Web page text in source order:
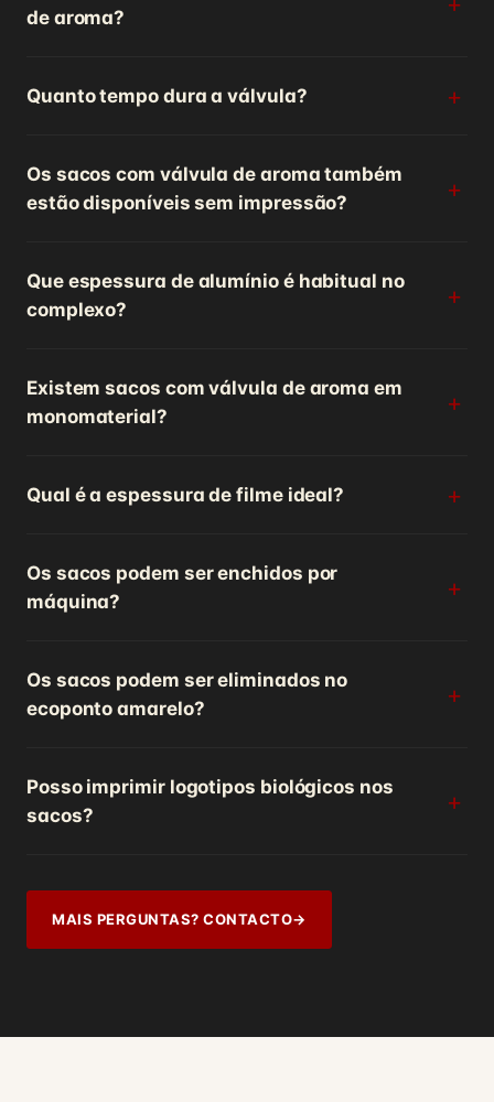
de aroma?
Quanto tempo dura a válvula?
Os sacos com válvula de aroma também
estão disponíveis sem impressão?
Que espessura de alumínio é habitual no
complexo?
Existem sacos com válvula de aroma em
monomaterial?
Qual é a espessura de filme ideal?
Os sacos podem ser enchidos por
máquina?
Os sacos podem ser eliminados no
ecoponto amarelo?
Posso imprimir logotipos biológicos nos
sacos?
MAIS PERGUNTAS? CONTACTO→